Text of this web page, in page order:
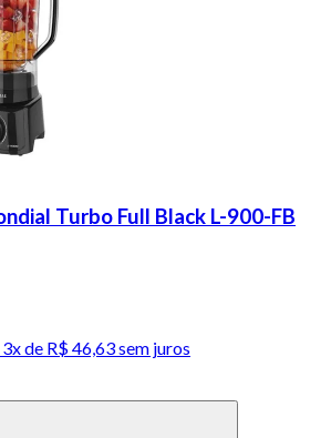
Turbo Full Black L-900-FB
3x de R$ 46,63 sem juros